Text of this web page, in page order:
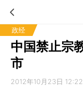
政经
中国禁止宗
市
2012年10月23日 12:22